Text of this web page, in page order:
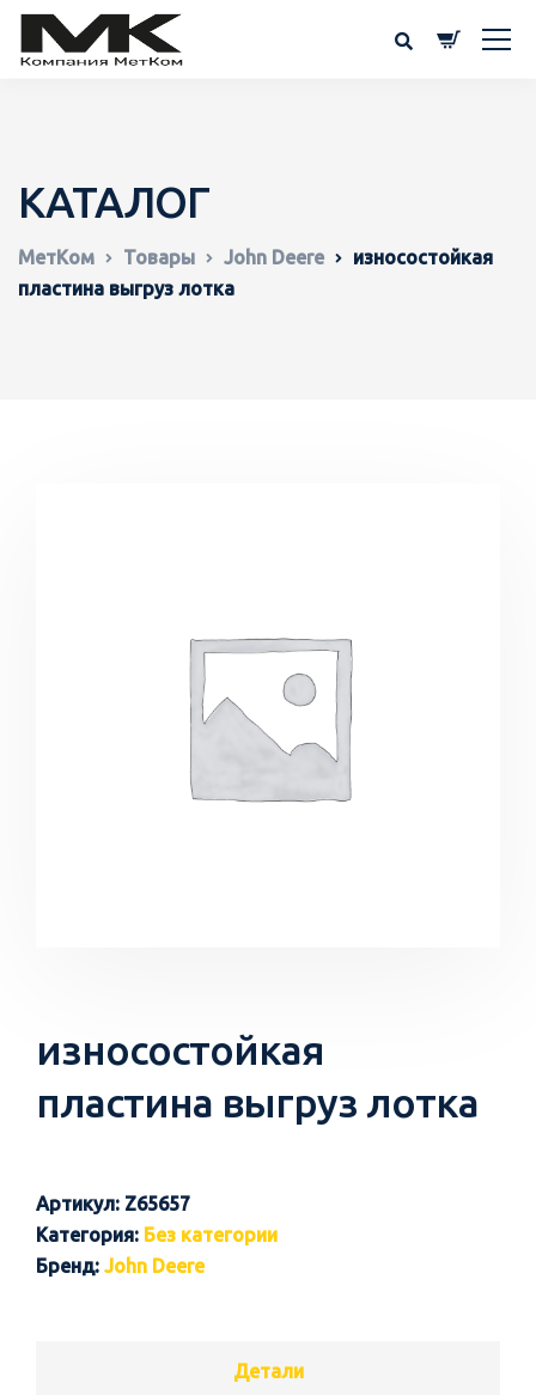
КАТАЛОГ
МетКом Товары John Deere
износостойкая
пластина выгруз лотка
износостойкая
пластина выгруз лотка
Артикул: Z65657
Категория: Без категории
Бренд: John Deere
Детали